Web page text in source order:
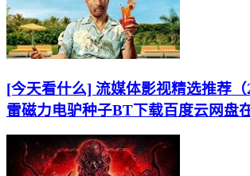
[今天看什么] 流媒体影视精选推荐
雷磁力电驴种子BT下载百度云网盘